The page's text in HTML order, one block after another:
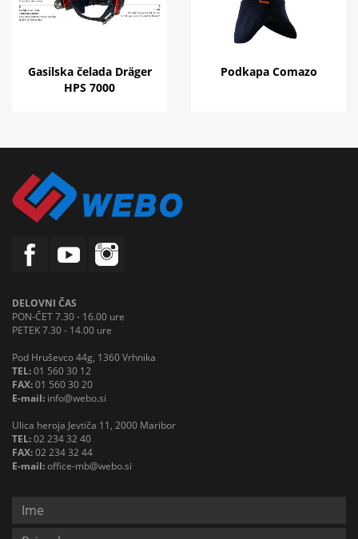
Gasilska čelada Dräger
HPS 7000
Podkapa Comazo
DELOVNI ČAS
PON-ČET 7.30 - 16.00 ure
PETEK 7.30 - 14.00 ure
Pod Hruševco 44g, 1360 Vrhnika
TEL:01 560 30 12
FAX:01 560 30 20
E-mail: info@webo.si
Ulica heroja Jevtiča 11, 2000 Maribor
TEL:02 234 32 40
FAX:02 234 32 44
E-mail:office-mb@webo.si